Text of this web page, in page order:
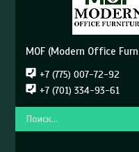
MOF (Modern Office
+7 (775) 007-72-92
+7 (701) 334-93-61